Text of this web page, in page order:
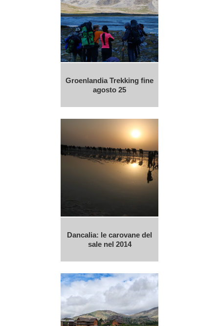
Groenlandia Trekking fine
agosto 25
Dancalia: le carovane del
sale nel 2014